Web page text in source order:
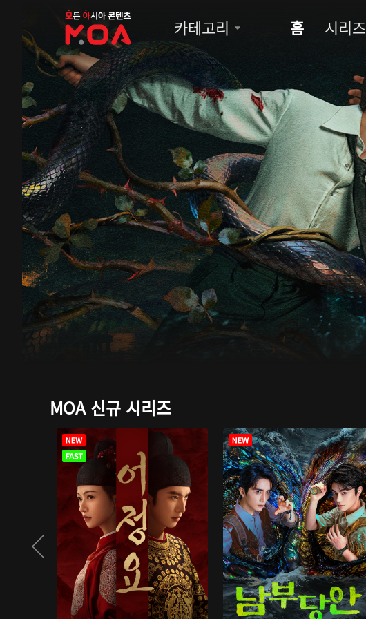
MOA
카테고리 홈 시리즈
MOA 신규 시리즈